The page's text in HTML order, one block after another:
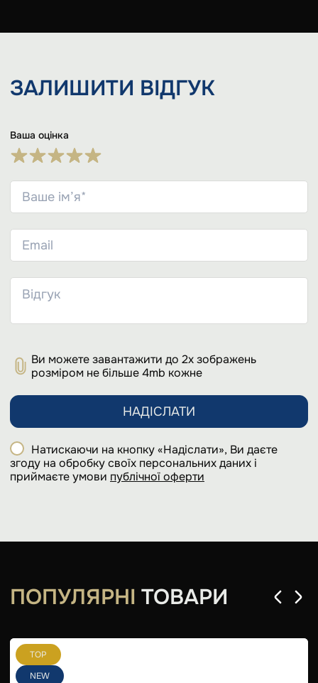
ЗАЛИШИТИ ВІДГУК
Ваша оцінка
Ви можете завантажити до 2х зображень
розміром не більше 4mb кожне
НАДІСЛАТИ
Натискаючи на кнопку «Надіслати», Ви даєте
згоду на обробку своїх персональних даних і
приймаєте умови публічної оферти
ПОПУЛЯРНІ ТОВАРИ
TOP
NEW